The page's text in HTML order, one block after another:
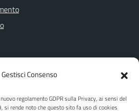
Gestisci Consenso
regolamento GDPR sulla Privacy, ai sensi del
si rende noto che questo sito fa uso di cookies